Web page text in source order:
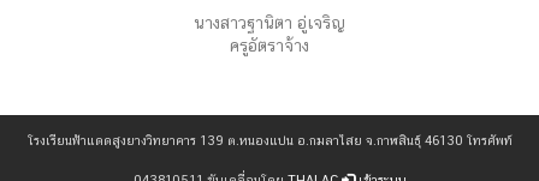
นางสาวฐานิตา อู่เจริญ
ครูอัตราจ้าง
โรงเรียนฟ้าแดดสูงยางวิทยาคาร 139 ต.หนองแปน อ.กมลาไสย จ.กาฬสินธุ์ 46130 โทรศัพท์